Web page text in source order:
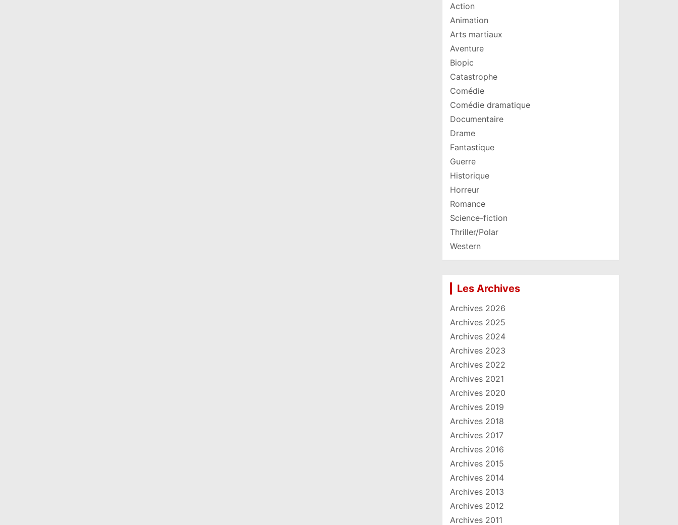
Action
Animation
Arts martiaux
Aventure
Biopic
Catastrophe
Comédie
Comédie dramatique
Documentaire
Drame
Fantastique
Guerre
Historique
Horreur
Romance
Science-fiction
Thriller/Polar
Western
Les Archives
Archives 2026
Archives 2025
Archives 2024
Archives 2023
Archives 2022
Archives 2021
Archives 2020
Archives 2019
Archives 2018
Archives 2017
Archives 2016
Archives 2015
Archives 2014
Archives 2013
Archives 2012
Archives 2011